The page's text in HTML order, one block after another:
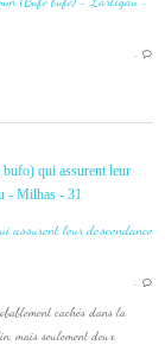
…
qui assurent leur
- Milhas - 31
…
cachés dans la
mais seulement deux